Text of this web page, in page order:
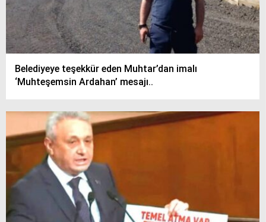
Belediyeye teşekkür eden Muhtar’dan imalı
‘Muhteşemsin Ardahan’ mesajı..